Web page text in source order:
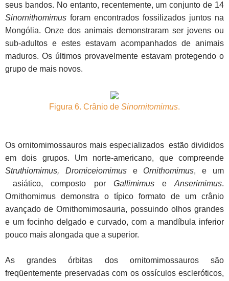
seus bandos. No entanto, recentemente, um conjunto de 14
Sinornithomimus foram encontrados fossilizados juntos na
Mongólia. Onze dos animais demonstraram ser jovens ou
sub-adultos e estes estavam acompanhados de animais
maduros. Os últimos provavelmente estavam protegendo o
grupo de mais novos.
Figura 6. Crânio de Sinornitomimus.
Os ornitomimossauros mais especializados estão divididos
em dois grupos. Um norte-americano, que compreende
Struthiomimus, Dromiceiomimuse Ornithomimus, e um
asiático, composto por GallimimuseAnserimimus.
Ornithomimus demonstra o típico formato de um crânio
avançado de Ornithomimosauria, possuindo olhos grandes
e um focinho delgado e curvado, com a mandíbula inferior
pouco mais alongada que a superior.
As grandes órbitas dos ornitomimossauros são
freqüentemente preservadas com os ossículos escleróticos,